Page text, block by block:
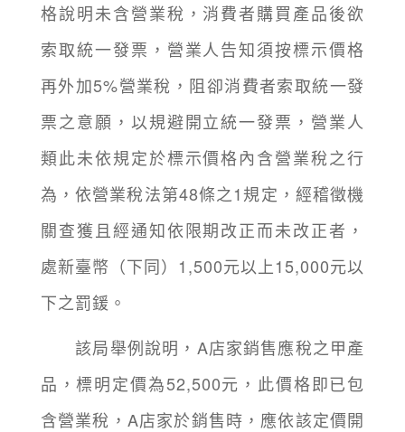
格說明未含營業稅，消費者購買產品後欲
索取統一發票，營業人告知須按標示價格
再外加5%營業稅，阻卻消費者索取統一發
票之意願，以規避開立統一發票，營業人
類此未依規定於標示價格內含營業稅之行
為，依營業稅法第48條之1規定，經稽徵機
關查獲且經通知依限期改正而未改正者，
處新臺幣（下同）1,500元以上15,000元以
下之罰鍰。
該局舉例說明，A店家銷售應稅之甲產
品，標明定價為52,500元，此價格即已包
含營業稅，A店家於銷售時，應依該定價開